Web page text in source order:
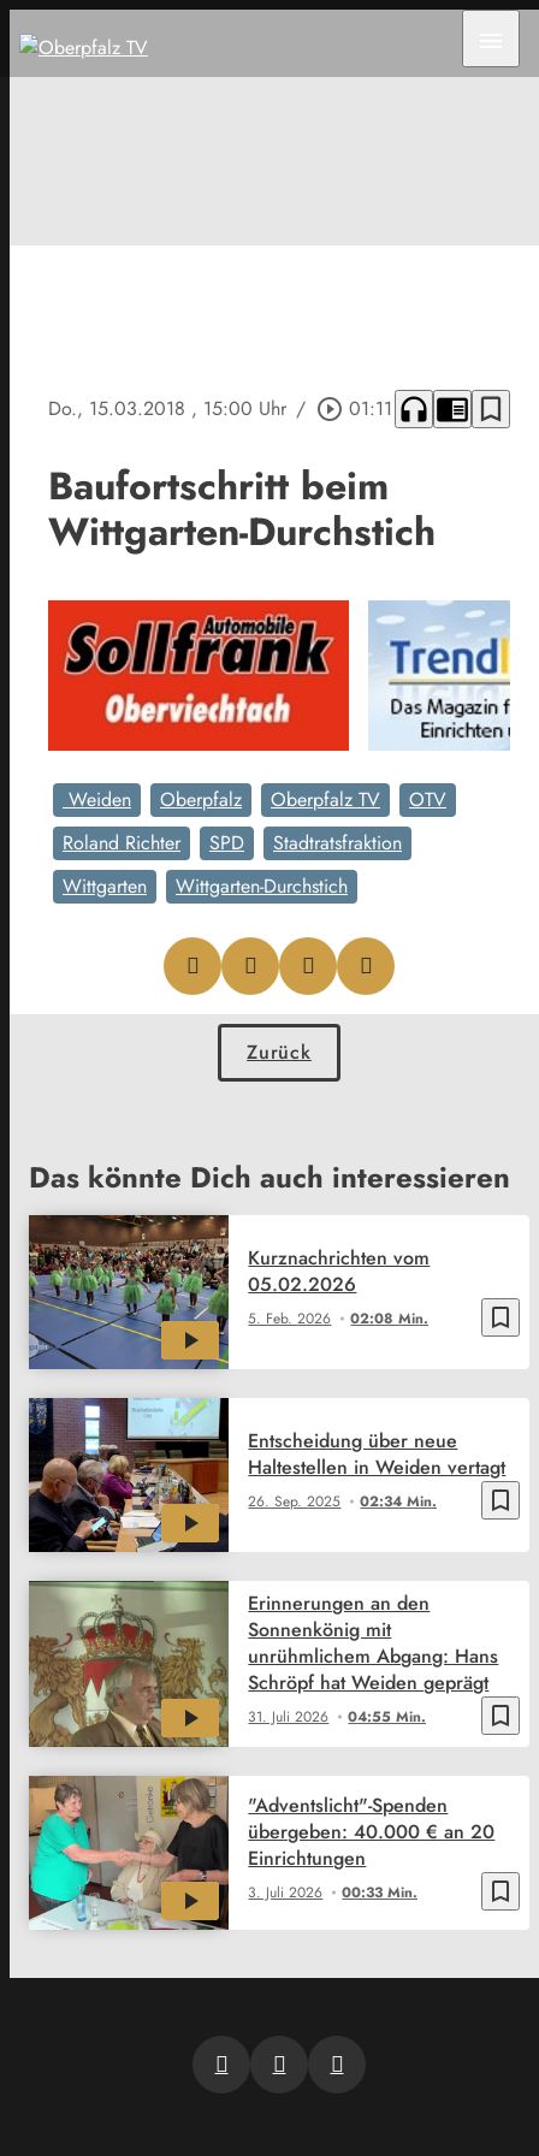
Do., 15.03.2018 , 15:00 Uhr / play_circle_outline 01:11 headphones chrome_reader_mode bookmark_border
Baufortschritt beim
Wittgarten-Durchstich
Weiden Oberpfalz Oberpfalz TV
OTV
Roland Richter
SPD
Stadtratsfraktion
Wittgarten
Wittgarten-Durchstich
Zurück
Das könnte Dich auch interessieren
bookmark_border
5. Feb. 2026 02:08 Min.
Kurznachrichten vom
05.02.2026
bookmark_border
26. Sep. 2025 02:34 Min.
Entscheidung über neue
Haltestellen in Weiden vertagt
bookmark_border
31. Juli 2026 04:55 Min.
Erinnerungen an den
Sonnenkönig mit
unrühmlichem Abgang: Hans
Schröpf hat Weiden geprägt
bookmark_border
3. Juli 2026 00:33 Min.
"Adventslicht"-Spenden
übergeben: 40.000 € an 20
Einrichtungen